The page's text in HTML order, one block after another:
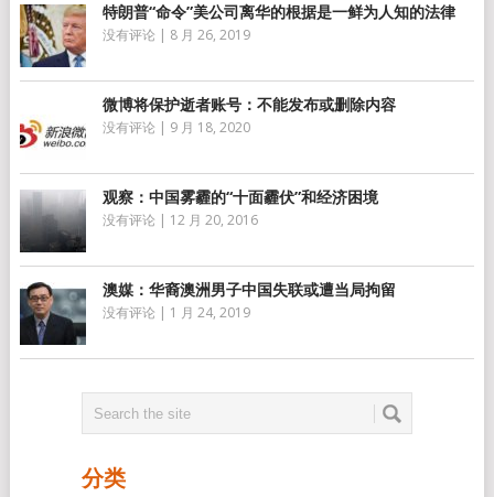
特朗普“命令”美公司离华的根据是一鲜为人知的法律
没有评论 | 8 月 26, 2019
微博将保护逝者账号：不能发布或删除内容
没有评论 | 9 月 18, 2020
观察：中国雾霾的“十面霾伏”和经济困境
没有评论 | 12 月 20, 2016
澳媒：华裔澳洲男子中国失联或遭当局拘留
没有评论 | 1 月 24, 2019
分类